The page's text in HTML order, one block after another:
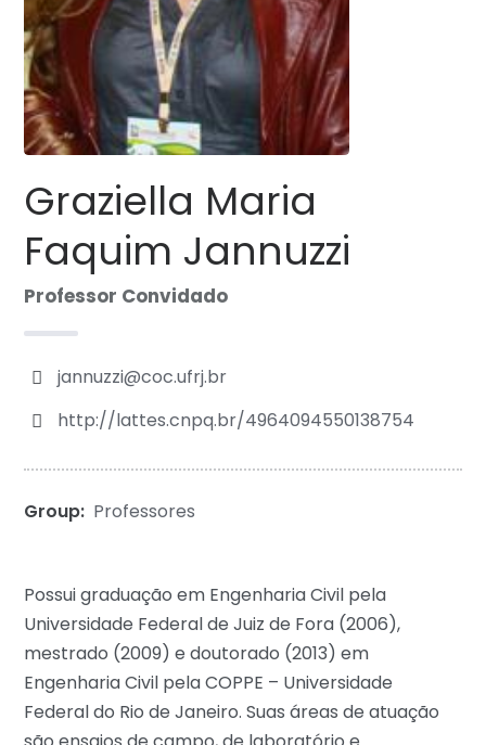
Graziella Maria
Faquim Jannuzzi
Professor Convidado
jannuzzi@coc.ufrj.br
http://lattes.cnpq.br/4964094550138754
Group: Professores
Possui graduação em Engenharia Civil pela
Universidade Federal de Juiz de Fora (2006),
mestrado (2009) e doutorado (2013) em
Engenharia Civil pela COPPE – Universidade
Federal do Rio de Janeiro. Suas áreas de atuação